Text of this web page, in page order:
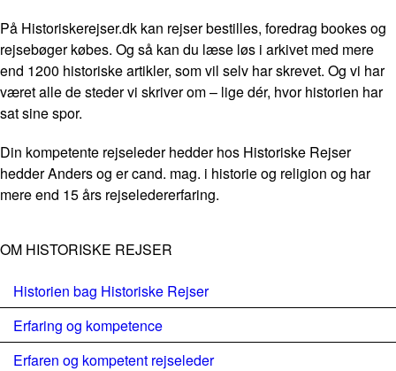
På Historiskerejser.dk kan rejser bestilles, foredrag bookes og
rejsebøger købes. Og så kan du læse løs i arkivet med mere
end 1200 historiske artikler, som vil selv har skrevet. Og vi har
været alle de steder vi skriver om – lige dér, hvor historien har
sat sine spor.
Din kompetente rejseleder hedder hos Historiske Rejser
hedder Anders og er cand. mag. i historie og religion og har
mere end 15 års rejseledererfaring.
OM HISTORISKE REJSER
Historien bag Historiske Rejser
Erfaring og kompetence
Erfaren og kompetent rejseleder